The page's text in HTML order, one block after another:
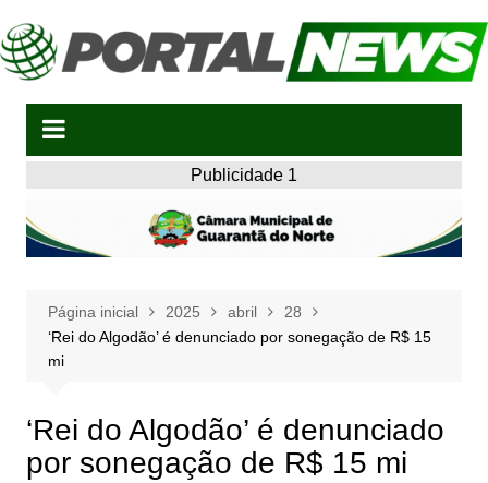
para
o
Publicidade 1
Página inicial 2025 abril
28
‘Rei do Algodão’ é denunciado por sonegação de R$ 15
mi
‘Rei do Algodão’ é denunciado
por sonegação de R$ 15 mi